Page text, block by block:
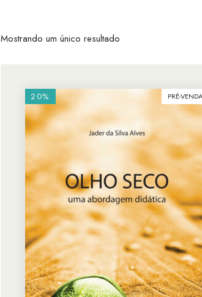
Mostrando um único resultado
20% PRÉ-VENDA